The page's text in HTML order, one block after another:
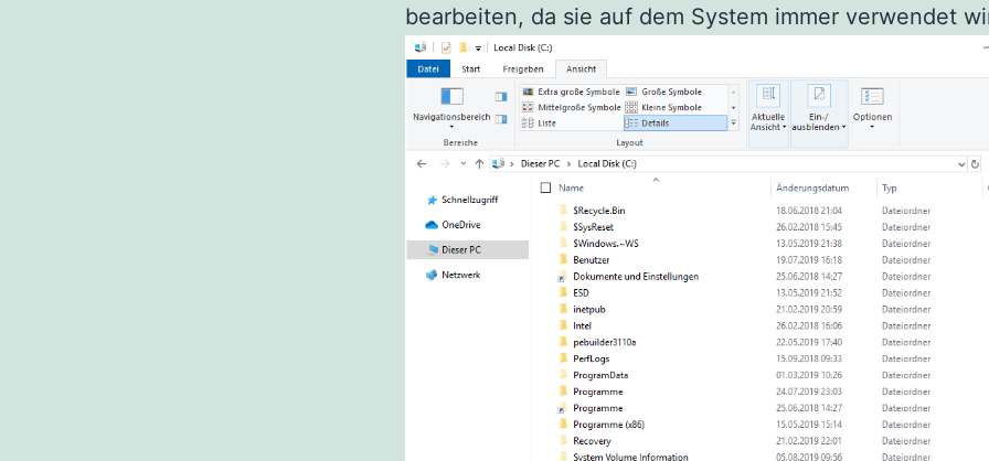
bearbeiten, da sie auf dem System immer verwendet